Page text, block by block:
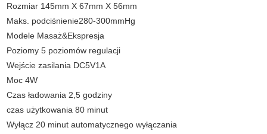
Rozmiar 145mm X 67mm X 56mm
Maks. podciśnienie280-300mmHg
Modele Masaż&Ekspresja
Poziomy 5 poziomów regulacji
Wejście zasilania DC5V1A
Moc 4W
Czas ładowania 2,5 godziny
czas użytkowania 80 minut
Wyłącz 20 minut automatycznego wyłączania